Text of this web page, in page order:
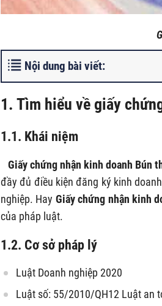
Nội dung bài viết:
1. Tìm hiểu về giấy
1.1. Khái niệm
Giấychứng nhận kinh doanh Bún
đầy đủ điều kiện đăng ký kinh
nghiệp. Hay Giấychứng nhận kinh
của pháp luật.
1.2. Cơ sở pháp lý
Luật Doanh nghiệp 2020
Luật số: 55/2010/QH12 Luật an